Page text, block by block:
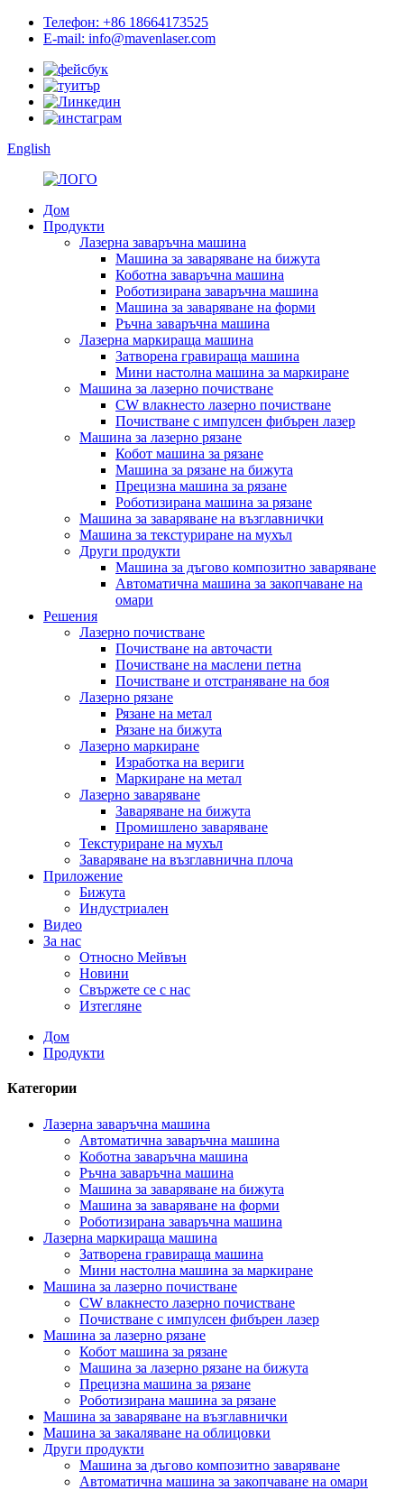
Телефон: +86 18664173525
E-mail: info@mavenlaser.com
English
Дом
Продукти
Лазерна заваръчна машина
Машина за заваряване на бижута
Коботна заваръчна машина
Роботизирана заваръчна машина
Машина за заваряване на форми
Ръчна заваръчна машина
Лазерна маркираща машина
Затворена гравираща машина
Мини настолна машина за маркиране
Машина за лазерно почистване
CW влакнесто лазерно почистване
Почистване с импулсен фибърен лазер
Машина за лазерно рязане
Кобот машина за рязане
Машина за рязане на бижута
Прецизна машина за рязане
Роботизирана машина за рязане
Машина за заваряване на възглавнички
Машина за текстуриране на мухъл
Други продукти
Машина за дъгово композитно заваряване
Автоматична машина за закопчаване на
омари
Решения
Лазерно почистване
Почистване на авточасти
Почистване на маслени петна
Почистване и отстраняване на боя
Лазерно рязане
Рязане на метал
Рязане на бижута
Лазерно маркиране
Изработка на вериги
Маркиране на метал
Лазерно заваряване
Заваряване на бижута
Промишлено заваряване
Текстуриране на мухъл
Заваряване на възглавнична плоча
Приложение
Бижута
Индустриален
Видео
За нас
Относно Мейвън
Новини
Свържете се с нас
Изтегляне
Дом
Продукти
Категории
Лазерна заваръчна машина
Автоматична заваръчна машина
Коботна заваръчна машина
Ръчна заваръчна машина
Машина за заваряване на бижута
Машина за заваряване на форми
Роботизирана заваръчна машина
Лазерна маркираща машина
Затворена гравираща машина
Мини настолна машина за маркиране
Машина за лазерно почистване
CW влакнесто лазерно почистване
Почистване с импулсен фибърен лазер
Машина за лазерно рязане
Кобот машина за рязане
Машина за лазерно рязане на бижута
Прецизна машина за рязане
Роботизирана машина за рязане
Машина за заваряване на възглавнички
Машина за закаляване на облицовки
Други продукти
Машина за дъгово композитно заваряване
Автоматична машина за закопчаване на омари